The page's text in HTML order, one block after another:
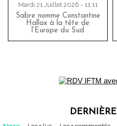
Mardi 21 Juillet 2026 - 11:11
Sabre nomme Constantine
Hallax à la tête de
l’Europe du Sud
DERNIÈRE